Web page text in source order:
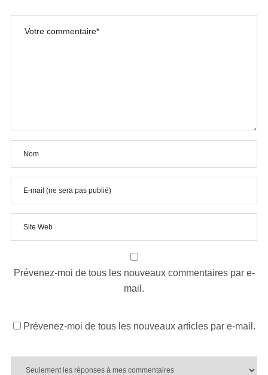
Prévenez-moi de tous les nouveaux commentaires par e-
mail.
Prévenez-moi de tous les nouveaux articles par e-mail.